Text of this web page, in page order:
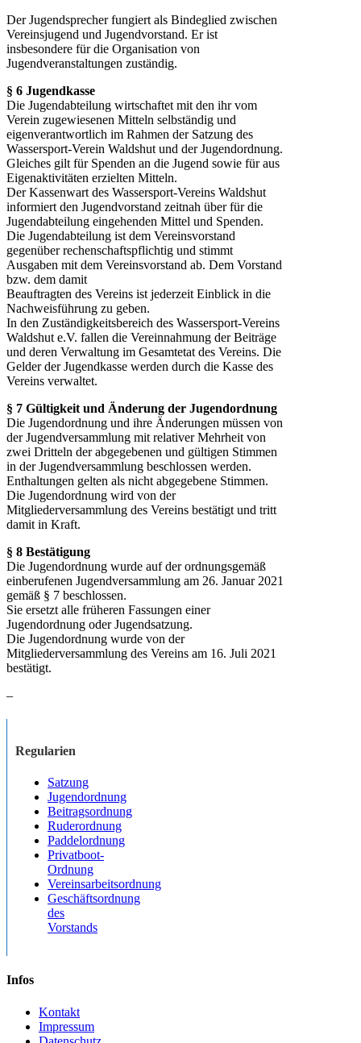
Der Jugendsprecher fungiert als Bindeglied zwischen
Vereinsjugend und Jugendvorstand. Er ist
insbesondere für die Organisation von
Jugendveranstaltungen zuständig.
§ 6 Jugendkasse
Die Jugendabteilung wirtschaftet mit den ihr vom
Verein zugewiesenen Mitteln selbständig und
eigenverantwortlich im Rahmen der Satzung des
Wassersport-Verein Waldshut und der Jugendordnung.
Gleiches gilt für Spenden an die Jugend sowie für aus
Eigenaktivitäten erzielten Mitteln.
Der Kassenwart des Wassersport-Vereins Waldshut
informiert den Jugendvorstand zeitnah über für die
Jugendabteilung eingehenden Mittel und Spenden.
Die Jugendabteilung ist dem Vereinsvorstand
gegenüber rechenschaftspflichtig und stimmt
Ausgaben mit dem Vereinsvorstand ab. Dem Vorstand
bzw. dem damit
Beauftragten des Vereins ist jederzeit Einblick in die
Nachweisführung zu geben.
In den Zuständigkeitsbereich des Wassersport-Vereins
Waldshut e.V. fallen die Vereinnahmung der Beiträge
und deren Verwaltung im Gesamtetat des Vereins. Die
Gelder der Jugendkasse werden durch die Kasse des
Vereins verwaltet.
§ 7 Gültigkeit und Änderung der Jugendordnung
Die Jugendordnung und ihre Änderungen müssen von
der Jugendversammlung mit relativer Mehrheit von
zwei Dritteln der abgegebenen und gültigen Stimmen
in der Jugendversammlung beschlossen werden.
Enthaltungen gelten als nicht abgegebene Stimmen.
Die Jugendordnung wird von der
Mitgliederversammlung des Vereins bestätigt und tritt
damit in Kraft.
§ 8 Bestätigung
Die Jugendordnung wurde auf der ordnungsgemäß
einberufenen Jugendversammlung am 26. Januar 2021
gemäß § 7 beschlossen.
Sie ersetzt alle früheren Fassungen einer
Jugendordnung oder Jugendsatzung.
Die Jugendordnung wurde von der
Mitgliederversammlung des Vereins am 16. Juli 2021
bestätigt.
–
Regularien
Satzung
Jugendordnung
Beitragsordnung
Ruderordnung
Paddelordnung
Privatboot-
Ordnung
Vereinsarbeitsordnung
Geschäftsordnung
des
Vorstands
Infos
Kontakt
Impressum